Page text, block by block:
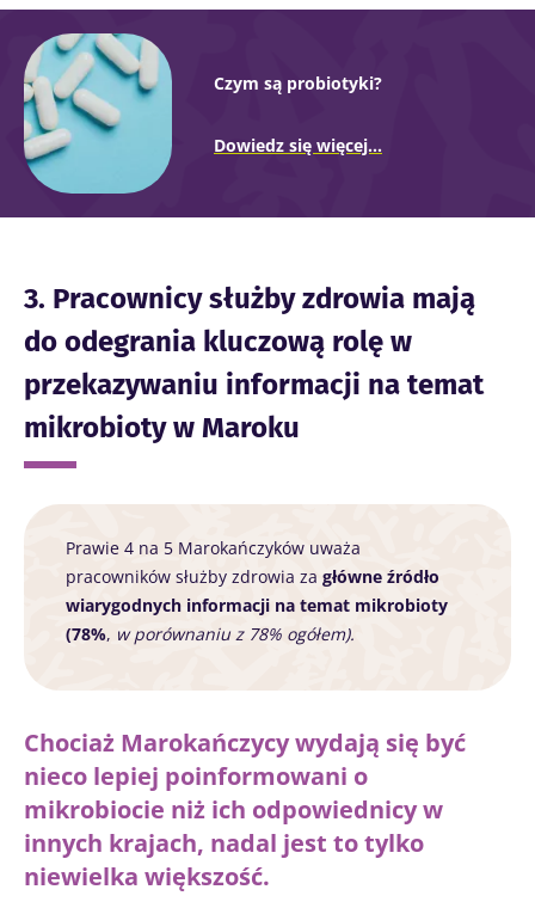
Czym są probiotyki?
Dowiedz się więcej...
3. Pracownicy służby zdrowia mają
do odegrania kluczową rolę w
przekazywaniu informacji na temat
mikrobioty w Maroku
Prawie 4 na 5 Marokańczyków uważa
pracowników służby zdrowia za główne źródło
wiarygodnych informacji na temat mikrobioty
(78%, w porównaniu z 78% ogółem).
Chociaż Marokańczycy wydają się być
nieco lepiej poinformowani o
mikrobiocie niż ich odpowiednicy w
innych krajach, nadal jest to tylko
niewielka większość.